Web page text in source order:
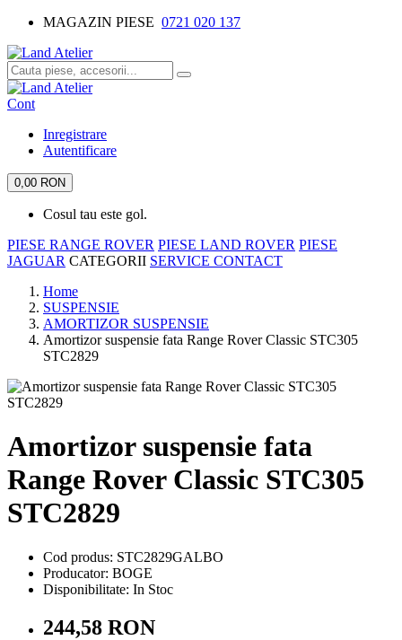
MAGAZIN PIESE 0721 020 137
Cont
Inregistrare
Autentificare
0,00 RON
Cosul tau este gol.
PIESE RANGE ROVER PIESE LAND ROVER PIESE
JAGUAR CATEGORII SERVICE CONTACT
Home
SUSPENSIE
AMORTIZOR SUSPENSIE
Amortizor suspensie fata Range Rover Classic STC305
STC2829
Amortizor suspensie fata
Range Rover Classic STC305
STC2829
Cod produs: STC2829GALBO
Producator: BOGE
Disponibilitate: In Stoc
244,58 RON